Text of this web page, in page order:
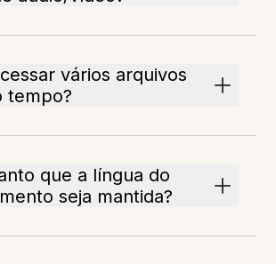
vários arquivos
tempo?
que a língua do
seja mantida?